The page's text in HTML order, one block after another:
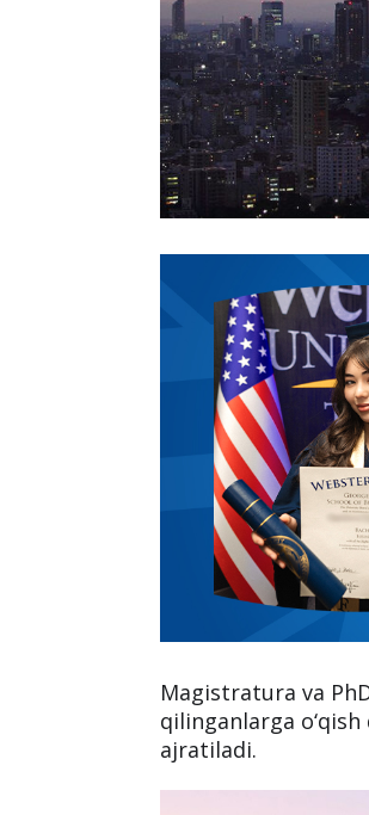
Magistratura va
qilinganlarga
ajratiladi.